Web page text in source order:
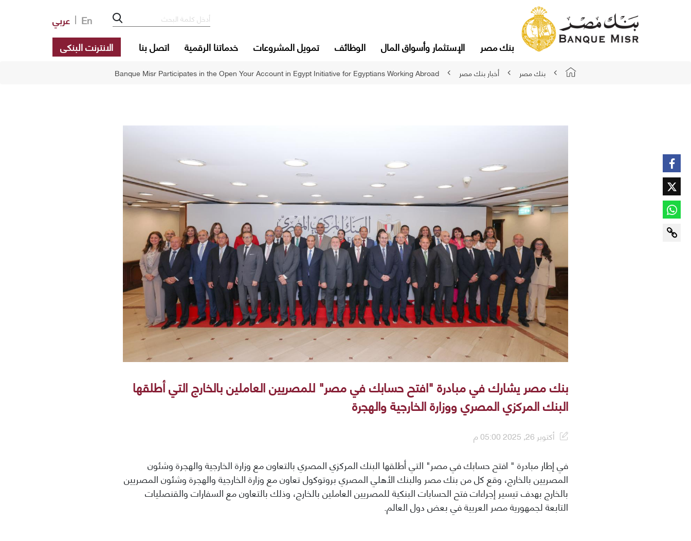
En
عربي
بنك مصر
الإستثمار وأسواق المال الوظائف تمويل المشروعات خدماتنا الرقمية اتصل بنا الانترنت البنكى
بنك مصر أخبار بنك مصر Banque Misr Participates in the Open Your Account in Egypt Initiative for Egyptians Working Abroad
بنك مصر يشارك في مبادرة "افتح حسابك في مصر" للمصريين العاملين بالخارج التي أطلقها
البنك المركزي المصري ووزارة الخارجية والهجرة
أكتوبر 26, 2025 05:00 م
في إطار مبادرة " افتح حسابك في مصر" التي أطلقها البنك المركزي المصري بالتعاون مع وزارة الخارجية والهجرة وشئون
المصريين بالخارج، وقع كل من بنك مصر والبنك الأهلي المصري بروتوكول تعاونمع وزارة الخارجية والهجرة وشئون المصريين
بالخارج بهدفتيسير إجراءات فتح الحسابات البنكية للمصريين العاملين بالخارج، وذلك بالتعاون مع السفارات والقنصليات
التابعة لجمهورية مصر العربية في بعض دول العالم.